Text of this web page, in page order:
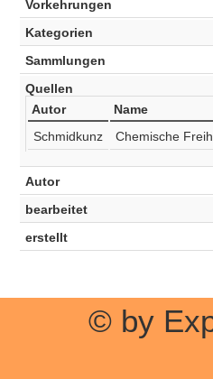
Vorkehrungen
Kategorien
Sammlungen
Quellen
Autor
Name
Schmidkunz
Chemische
Autor
bearbeitet
erstellt
© by